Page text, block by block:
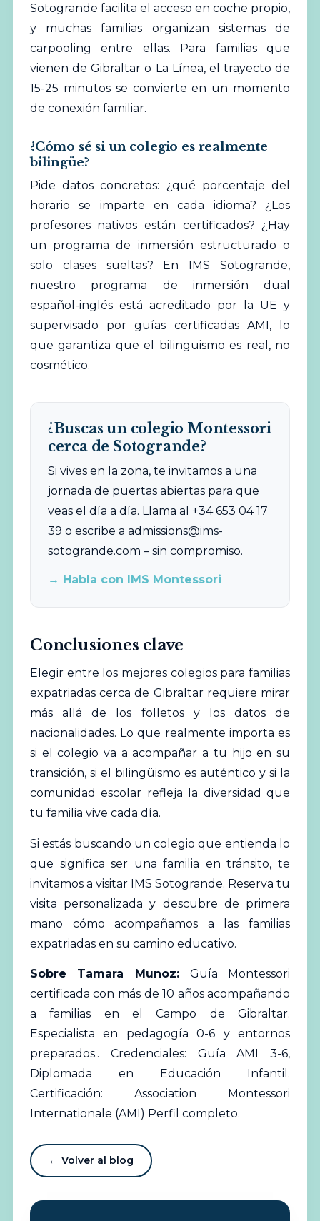
Sotogrande facilita el acceso en coche propio,
y muchas familias organizan sistemas de
carpooling entre ellas. Para familias que
vienen de Gibraltar o La Línea, el trayecto de
15-25 minutos se convierte en un momento
de conexión familiar.
¿Cómo sé si un colegio es realmente
bilingüe?
Pide datos concretos: ¿qué porcentaje del
horario se imparte en cada idioma? ¿Los
profesores nativos están certificados? ¿Hay
un programa de inmersión estructurado o
solo clases sueltas? En IMS Sotogrande,
nuestro programa de inmersión dual
español-inglés está acreditado por la UE y
supervisado por guías certificadas AMI, lo
que garantiza que el bilingüismo es real, no
cosmético.
¿Buscas un colegio Montessori
cerca de Sotogrande?
Si vives en la zona, te invitamos a una
jornada de puertas abiertas para que
veas el día a día. Llama al +34 653 04 17
39 o escribe a admissions@ims-
sotogrande.com – sin compromiso.
→ Habla con IMS Montessori
Conclusiones clave
Elegir entre los mejores colegios para familias
expatriadas cerca de Gibraltar requiere mirar
más allá de los folletos y los datos de
nacionalidades. Lo que realmente importa es
si el colegio va a acompañar a tu hijo en su
transición, si el bilingüismo es auténtico y si la
comunidad escolar refleja la diversidad que
tu familia vive cada día.
Si estás buscando un colegio que entienda lo
que significa ser una familia en tránsito, te
invitamos a visitar IMS Sotogrande. Reserva tu
visita personalizada y descubre de primera
mano cómo acompañamos a las familias
expatriadas en su camino educativo.
Sobre Tamara Munoz: Guía Montessori
certificada con más de 10 años acompañando
a familias en el Campo de Gibraltar.
Especialista en pedagogía 0-6 y entornos
preparados.. Credenciales: Guía AMI 3-6,
Diplomada en Educación Infantil.
Certificación: Association Montessori
Internationale (AMI) Perfil completo.
← Volver al blog